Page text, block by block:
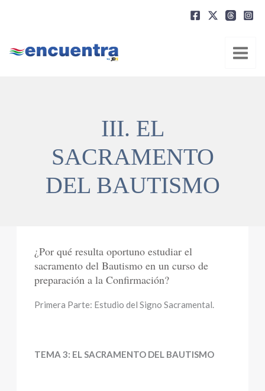
III. EL
SACRAMENTO
DEL BAUTISMO
¿Por qué resulta oportuno estudiar el
sacramento del Bautismo en un curso de
preparación a la Confirmación?
Primera Parte: Estudio del Signo Sacramental.
TEMA 3: EL SACRAMENTO DEL BAUTISMO